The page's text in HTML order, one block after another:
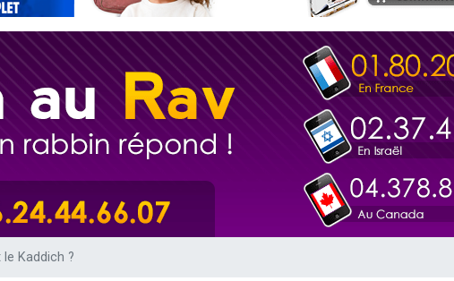
bénédiction
sur Zoom
WhatsApp
pour 5 jours de vacances aux Orphelins
pour Tsédaka : pauvres d'Israel
Kaddich ?